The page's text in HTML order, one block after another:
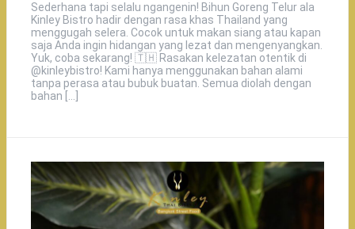
Sederhana tapi selalu ngangenin! Bihun Goreng Telur ala
Kinley Bistro hadir dengan rasa khas Thailand yang
menggugah selera. Cocok untuk makan siang atau kapan
saja Anda ingin hidangan yang lezat dan mengenyangkan.
Yuk, coba sekarang! 🇹🇭 Rasakan kelezatan otentik di
@kinleybistro! Kami hanya menggunakan bahan alami
tanpa perasa atau bubuk buatan. Semua diolah dengan
bahan […]